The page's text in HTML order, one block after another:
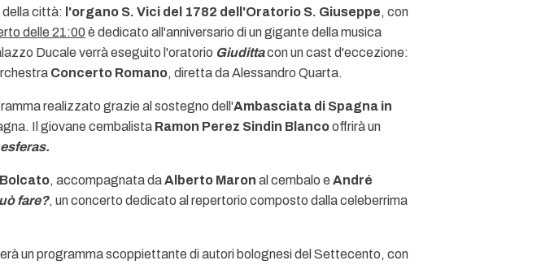
della città: l'organo S. Vici del 1782 dell'Oratorio S. Giuseppe, con
delle 21:00 è dedicato all'anniversario di un gigante della musica
Ducale verrà eseguito l'oratorio Giudittacon un cast d'eccezione:
Concerto Romano, diretta da Alessandro Quarta.
realizzato grazie al sostegno dell'Ambasciata di Spagna in
Il giovane cembalista Ramon Perez Sindin Blancooffrirà un
, accompagnata daAlberto Maron al cembalo e André
fare?, un concerto dedicato al repertorio composto dalla celeberrima
un programma scoppiettante di autori bolognesi del Settecento, con